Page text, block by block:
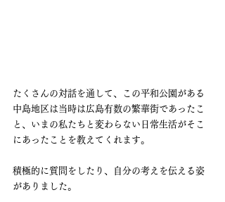
たくさんの対話を通して、この平和公園がある
中島地区は当時は広島有数の繁華街であったこ
と、いまの私たちと変わらない日常生活がそこ
にあったことを教えてくれます。
積極的に質問をしたり、自分の考えを伝える姿
がありました。